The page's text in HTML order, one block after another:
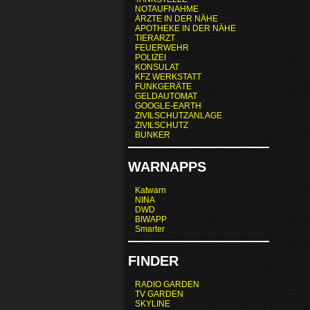
NOTAUFNAHME
ÄRZTE IN DER NÄHE
APOTHEKE IN DER NÄHE
TIERARZT
FEUERWEHR
POLIZEI
KONSULAT
KFZ WERKSTATT
FUNKGERÄTE
GELDAUTOMAT
GOOGLE-EARTH
ZIVILSCHUTZANLAGE
ZIVILSCHUTZ
BUNKER
WARNAPPS
Katwarn
NINA
DWD
BIWAPP
Smarter
FINDER
RADIO GARDEN
TV GARDEN
SKYLINE